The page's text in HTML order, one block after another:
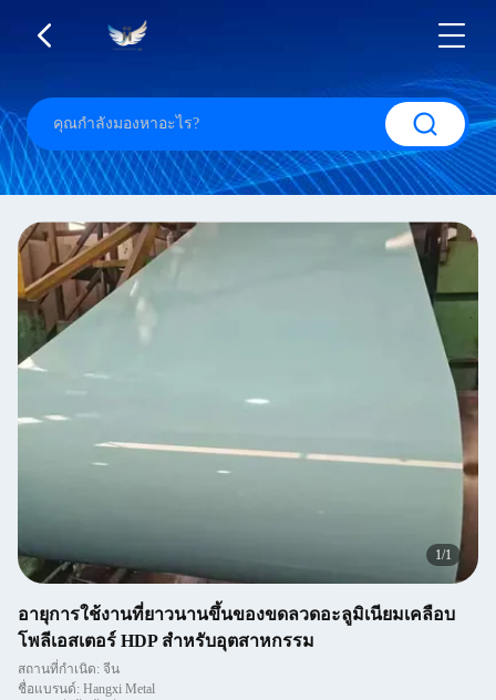
1/1
อายุการใช้งานที่ยาวนานขึ้นของขดลวดอะลูมิเนียมเคลือบ
โพลีเอสเตอร์ HDP สำหรับอุตสาหกรรม
สถานที่กำเนิด: จีน
ชื่อแบรนด์: Hangxi Metal